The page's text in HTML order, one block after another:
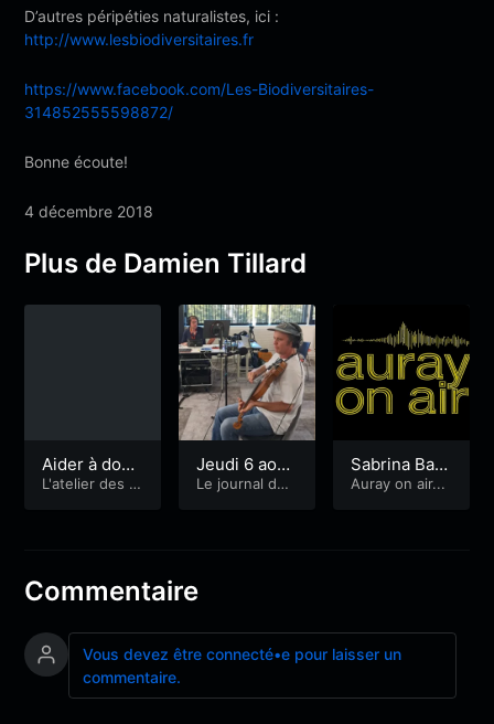
D’autres péripéties naturalistes, ici :
http://www.lesbiodiversitaires.fr
https://www.facebook.com/Les-Biodiversitaires-
314852555598872/
Bonne écoute!
4 décembre 2018
Plus de Damien Tillard
Aider à domi
cile
L'atelier des s
Jeudi 6 août
: Interceltic
el, stand Cor
Le journal du
Sabrina Baki
r Rio, agend
Auray on air...
Commentaire
Vous devez être connecté•e pour laisser un
commentaire.